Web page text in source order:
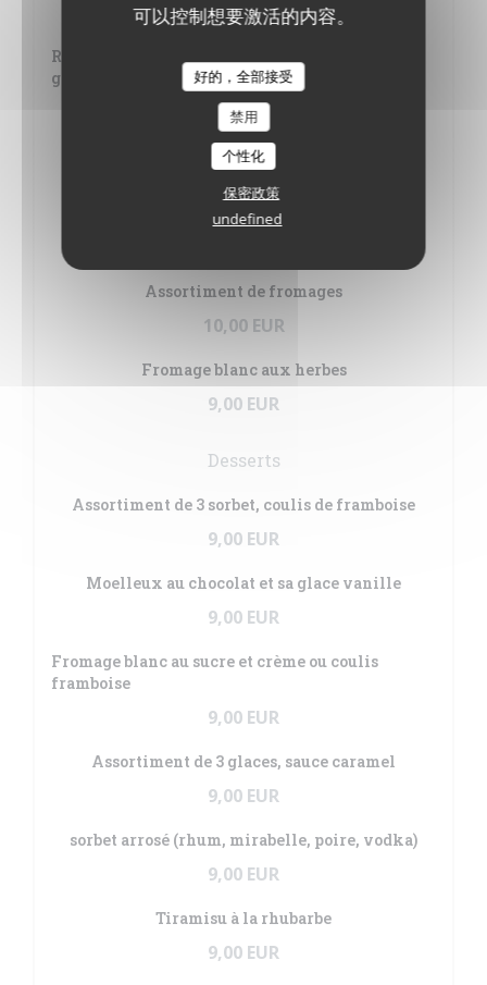
可以控制想要激活的内容。
好的，全部接受
禁用
个性化
保密政策
undefined
34,00 EUR
Rognon de veau cuit dans sa graisse, sauce à la
graine de moutarde*
29,00 EUR
Cervelle de veau au beurre noisette et câpres
24,00 EUR
Assortiment de fromages
10,00 EUR
Fromage blanc aux herbes
9,00 EUR
Desserts
Assortiment de 3 sorbet, coulis de framboise
9,00 EUR
Moelleux au chocolat et sa glace vanille
9,00 EUR
Fromage blanc au sucre et crème ou coulis
framboise
9,00 EUR
Assortiment de 3 glaces, sauce caramel
9,00 EUR
sorbet arrosé (rhum, mirabelle, poire, vodka)
9,00 EUR
Tiramisu à la rhubarbe
9,00 EUR